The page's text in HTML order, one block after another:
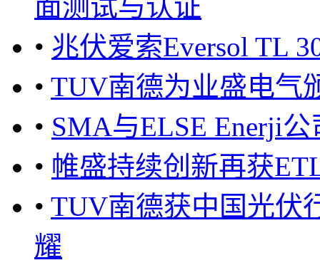
面测试与认证
• 兆伏爱索Eversol TL
• TUV南德为业盛电气
• SMA与ELSE Enerji
• 帷盛持续创新再获
• TUV南德获中国光伏
耀